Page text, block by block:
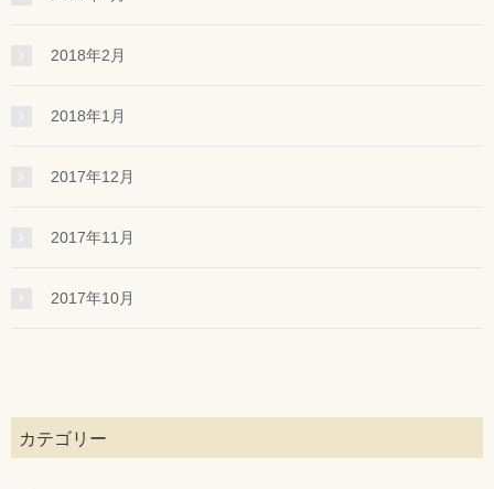
2018年2月
2018年1月
2017年12月
2017年11月
2017年10月
カテゴリー